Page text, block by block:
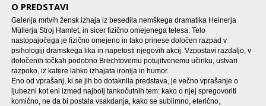
O PREDSTAVI
Galerija mrtvih žensk izhaja iz besedila nemškega dramatika Heinerja
Müllerja Stroj Hamlet, in sicer fizično omejenega telesa. Telo
nastopajočega je fizično omejeno in tako prinese določen razpad v
psihologiji dramskega lika in napetosti njegovih akcij. Vzpostavi razdaljo, v
določenih točkah podobno Brechtovemu potujitvenemu učinku, ustvari
razpoko, iz katere lahko izhajata ironija in humor.
Eno od vprašanj, ki se jih bo dotaknila predstava, je večno vprašanje o
ljubezni kot eni izmed najbolj tankočutnih tem: kako o njej spregovoriti
komično, ne da bi postala vsakdanja, kako se sublimno, eterično,